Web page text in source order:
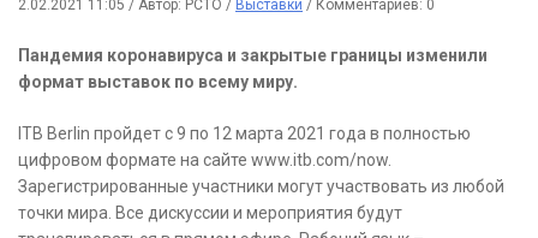
2.02.2021 11:05 / Автор: РСТО / Выставки / Комментариев: 0
Пандемия коронавируса и закрытые границы изменили
формат выставок по всему миру.
ITB Berlin пройдет с 9 по 12 марта 2021 года в полностью
цифровом формате на сайте www.itb.com/now.
Зарегистрированные участники могут участвовать из любой
точки мира. Все дискуссии и мероприятия будут